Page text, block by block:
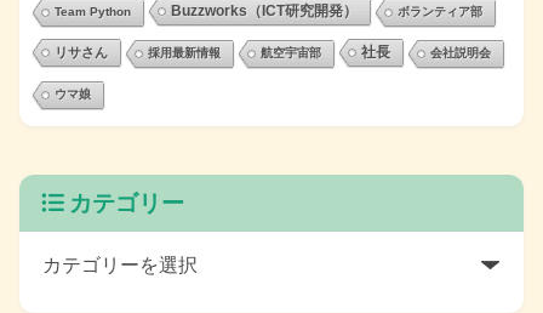
Team Python Buzzworks（ICT研究開発） ボランティア部
リサさん 採用最新情報 航空宇宙部 社長 会社説明会
ウマ娘
カテゴリー